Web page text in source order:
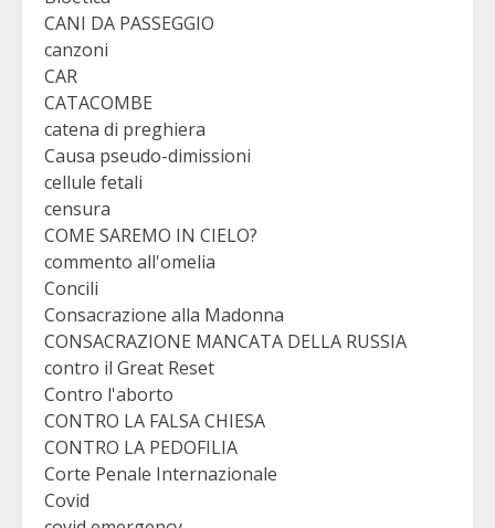
CANI DA PASSEGGIO
canzoni
CAR
CATACOMBE
catena di preghiera
Causa pseudo-dimissioni
cellule fetali
censura
COME SAREMO IN CIELO?
commento all'omelia
Concili
Consacrazione alla Madonna
CONSACRAZIONE MANCATA DELLA RUSSIA
contro il Great Reset
Contro l'aborto
CONTRO LA FALSA CHIESA
CONTRO LA PEDOFILIA
Corte Penale Internazionale
Covid